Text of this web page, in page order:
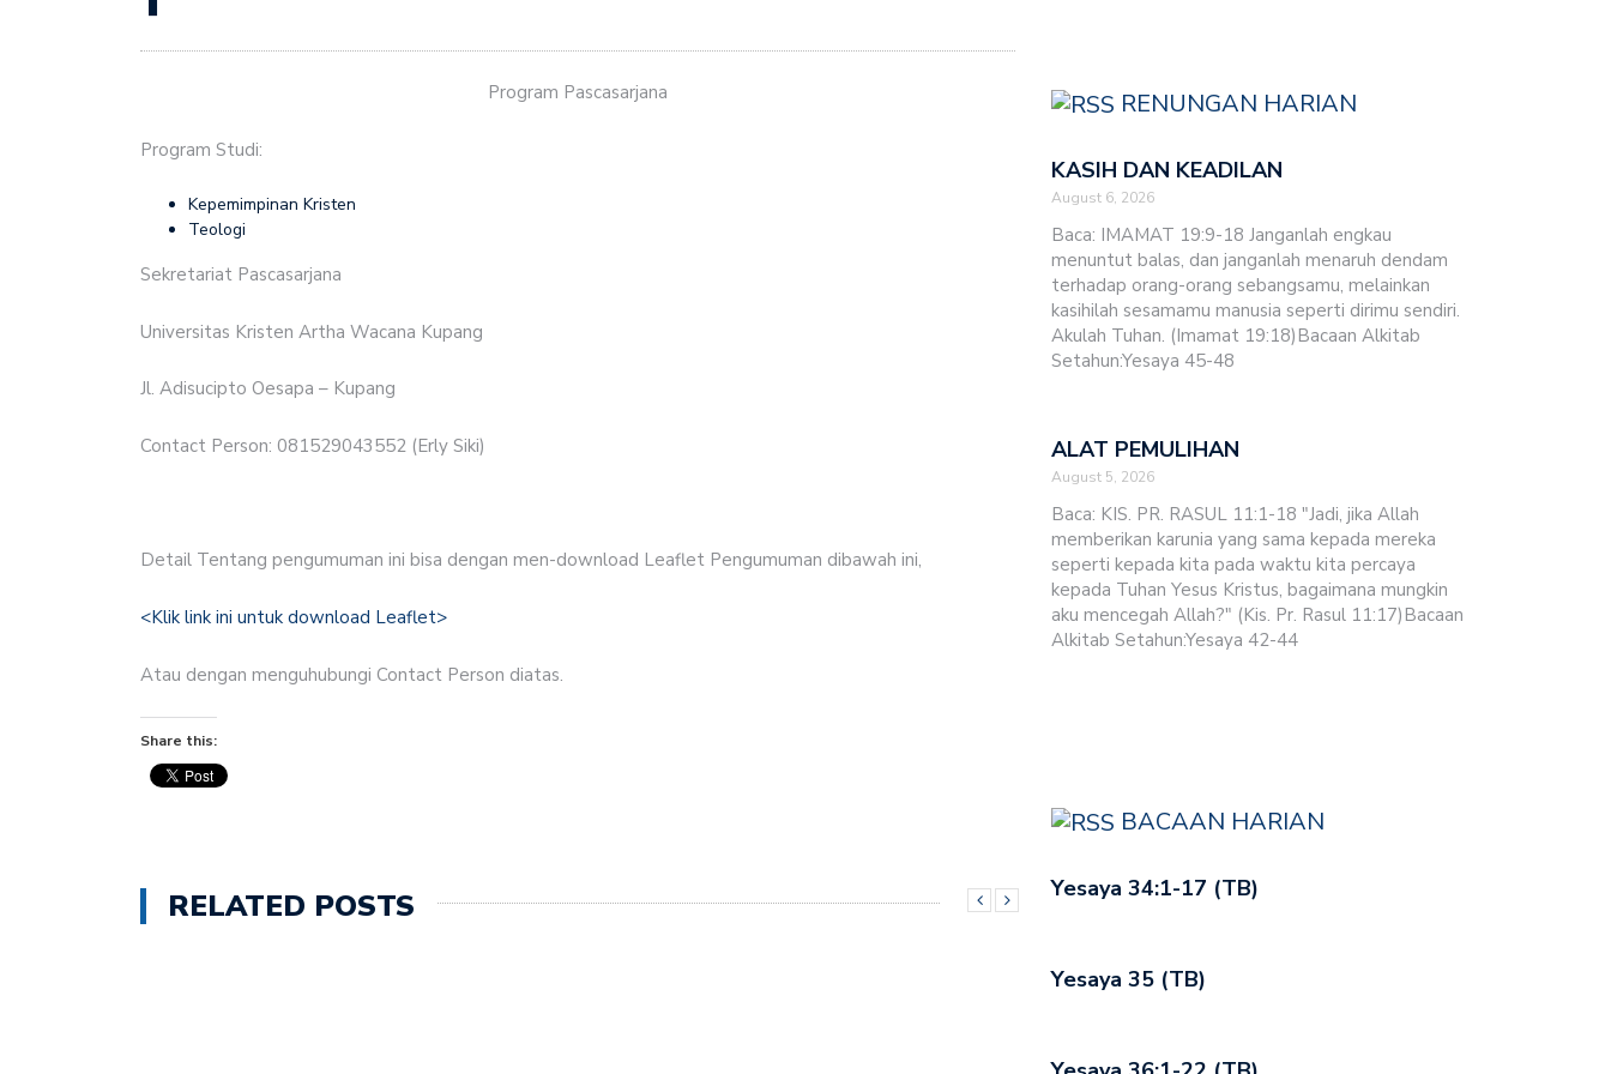
Alor
Pemetaan Potensi Ekonomi Klasis Amanuban Tengah Utara
Emeritasi Pdt. Elyanor Nalle dan Perhadapan Pdt. Fedriana Manafe
Tidak Membedakan Orang (Mazmur 145:1-21)- Pdt. Melkisedek Sni’ut
HUT ke-15 Jemaat Calvari Osiloa-Menuju Pertanian Terintegrasi
Siswa SMA Kristen 1 Soe Raih Juara 1 FLS2N Tingkat Provinsi NTT, Siap Melaju
Kupang
Program Pascasarjana
Program Studi:
Kepemimpinan Kristen
Teologi
Sekretariat Pascasarjana
Universitas Kristen Artha Wacana Kupang
Jl. Adisucipto Oesapa – Kupang
Contact Person: 081529043552 (Erly Siki)
Detail Tentang pengumuman ini bisa dengan men-download Leaflet Pengumuman dibawah ini,
<Klik link ini untuk download Leaflet>
Atau dengan menguhubungi Contact Person diatas.
Share this:
RELATED POSTS
RENUNGAN HARIAN
KASIH DAN KEADILAN
August 6, 2026
Baca: IMAMAT 19:9-18 Janganlah engkau
menuntut balas, dan janganlah menaruh dendam
terhadap orang-orang sebangsamu, melainkan
kasihilah sesamamu manusia seperti dirimu sendiri.
Akulah Tuhan. (Imamat 19:18)Bacaan Alkitab
Setahun:Yesaya 45-48
ALAT PEMULIHAN
August 5, 2026
Baca: KIS. PR. RASUL 11:1-18 "Jadi, jika Allah
memberikan karunia yang sama kepada mereka
seperti kepada kita pada waktu kita percaya
kepada Tuhan Yesus Kristus, bagaimana mungkin
aku mencegah Allah?" (Kis. Pr. Rasul 11:17)Bacaan
Alkitab Setahun:Yesaya 42-44
BACAAN HARIAN
Yesaya 34:1-17 (TB)
Yesaya 35 (TB)